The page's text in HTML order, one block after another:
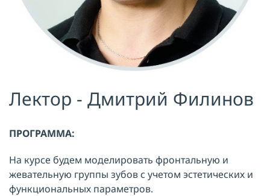
Лектор - Дмитрий Филинов
ПРОГРАММА:
На курсе будем моделировать фронтальную и
жевательную группы зубов с учетом эстетических и
функциональных параметров.